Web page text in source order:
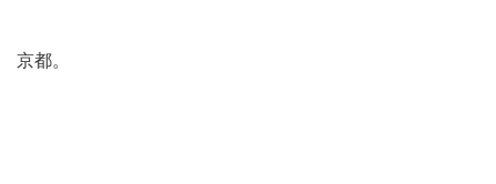
京都。